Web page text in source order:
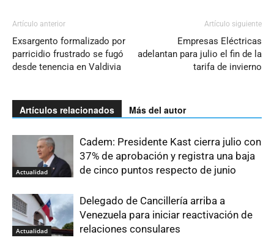
Artículo anterior
Exsargento formalizado por
parricidio frustrado se fugó
desde tenencia en Valdivia
Artículo siguiente
Empresas Eléctricas
adelantan para julio el fin de la
tarifa de invierno
Artículos relacionados Más del autor
Actualidad
Cadem: Presidente Kast cierra julio con
37% de aprobación y registra una baja
de cinco puntos respecto de junio
Actualidad
Delegado de Cancillería arriba a
Venezuela para iniciar reactivación de
relaciones consulares